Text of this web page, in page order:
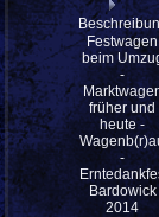
Festwagen
beim
-
früher und
heute -
-
Bardowick
2014